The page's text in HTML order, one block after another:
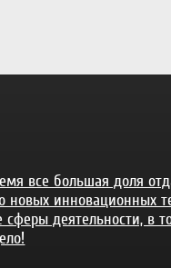
все большая доля
новых инновационных
сферы деятельности, в